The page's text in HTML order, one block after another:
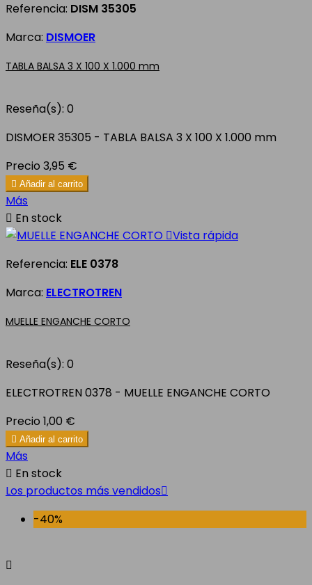
Referencia: DISM 35305
Marca: DISMOER
TABLA BALSA 3 X 100 X 1.000 mm
Reseña(s): 0
DISMOER 35305 - TABLA BALSA 3 X 100 X 1.000 mm
Precio 3,95 €
 Añadir al carrito
Más
 En stock
Vista rápida
Referencia: ELE 0378
Marca: ELECTROTREN
MUELLE ENGANCHE CORTO
Reseña(s): 0
ELECTROTREN 0378 - MUELLE ENGANCHE CORTO
Precio 1,00 €
 Añadir al carrito
Más
 En stock
Los productos más vendidos
-40%
